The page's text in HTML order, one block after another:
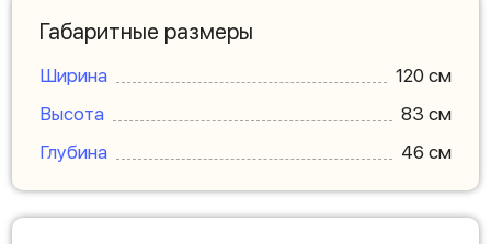
Габаритные размеры
Ширина
120 см
Высота
83 см
Глубина
46 см